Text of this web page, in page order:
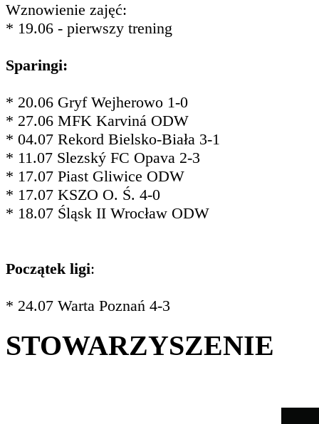
Wznowienie zajęć:
* 19.06 - pierwszy trening
Sparingi:
* 20.06 Gryf Wejherowo 1-0
* 27.06 MFK Karviná ODW
* 04.07 Rekord Bielsko-Biała 3-1
* 11.07 Slezský FC Opava 2-3
* 17.07 Piast Gliwice ODW
* 17.07 KSZO O. Ś. 4-0
* 18.07 Śląsk II Wrocław ODW
Początek ligi:
* 24.07 Warta Poznań 4-3
STOWARZYSZENIE